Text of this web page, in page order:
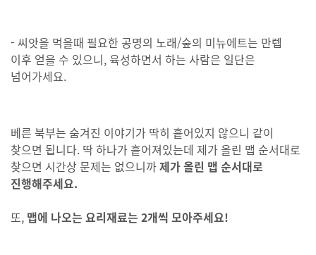
- 씨앗을 먹을때 필요한 공명의 노래/숲의 미뉴에트는 만렙
이후 얻을 수 있으니, 육성하면서 하는 사람은 일단은
넘어가세요.
베른 북부는 숨겨진 이야기가 딱히 흩어있지 않으니 같이
찾으면 됩니다. 딱 하나가 흩어져있는데 제가 올린 맵 순서대로
찾으면 시간상 문제는 없으니까제가 올린 맵 순서대로
진행해주세요.
또, 맵에 나오는 요리재료는 2개씩 모아주세요!